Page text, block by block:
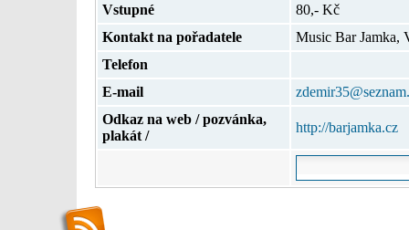
Vstupné
80,- Kč
Kontakt na pořadatele
Music Bar Jamka,
Telefon
E-mail
Odkaz na web / pozvánka,
plakát /
http://barjamka.cz